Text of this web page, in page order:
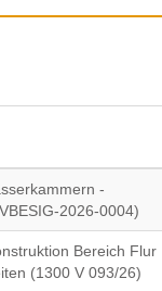
-
2026-0004)
Bereich Flur
(1300 V 093/26)